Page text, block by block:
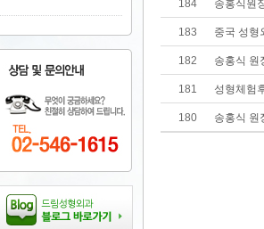
184 송홍식원
183 중국 성형
182 송홍식 원
181 성형체험
180 송홍식 원